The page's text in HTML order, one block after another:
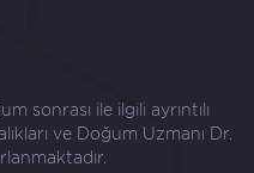
sonrası ile ilgili ayrıntılı
ve Doğum Uzmanı Dr.